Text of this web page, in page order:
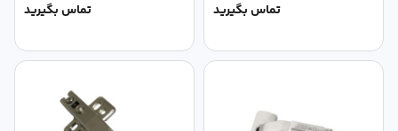
تماس بگیرید تماس بگیرید